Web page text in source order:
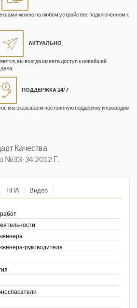
можно на любом устройстве, подключенном к
АКТУАЛЬНО
вы всегда имеете доступ к новейшей
ПОДДЕРЖКА 24/7
мы оказываем постоянную поддержку и проводим
Качества
№33-34 2012 Г.
НПА Видео
руководителя
Горнопромышленные ведомости
Кузбасса. Информационный
безопасность»
Информационный бюллетень
Информация и космос
Медицина катастроф
Минеральные ресурсы России
Нефтегазовые технологии
Нефтегазовая вертикаль